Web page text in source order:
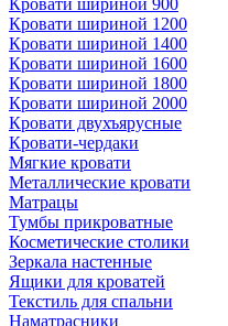
Кровати шириной 900
Кровати шириной 1200
Кровати шириной 1400
Кровати шириной 1600
Кровати шириной 1800
Кровати шириной 2000
Кровати двухъярусные
Кровати-чердаки
Мягкие кровати
Металлические кровати
Матрацы
Тумбы прикроватные
Косметические столики
Зеркала настенные
Ящики для кроватей
Текстиль для спальни
Наматрасники